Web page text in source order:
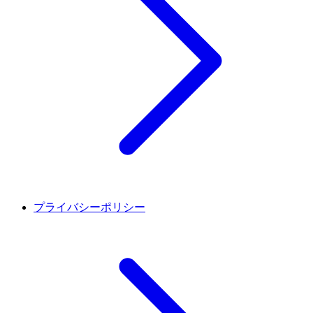
プライバシーポリシー